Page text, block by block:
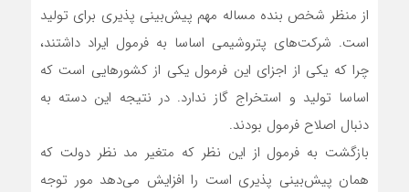
از منظر شخص بنده مساله مهم پیش‌بینی پذیری برای تولید
است. شرکت‌های پتروشیمی اساسا به فرمول ایراد داشتند،
چرا که یکی از اجزای این فرمول یکی از کشورهایی است که
اساسا تولید و استخراج گاز ندارد. در نتیجه این دسته به
دنبال اصلاح فرمول بودند.
بازگشت به فرمول از این نظر که متغیر مد نظر دولت که
همان پیش‌بینی پذیری است را افزایش می‌دهد مور توجه